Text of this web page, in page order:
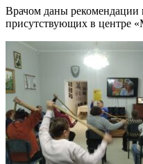
Врачом даны рекомендации
присутствующих в центре